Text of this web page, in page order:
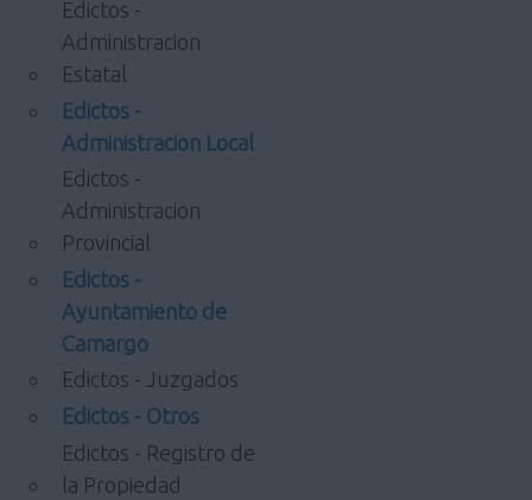
Edictos -
Administracion
Estatal
Edictos -
Administracion Local
Edictos -
Administracion
Provincial
Edictos -
Ayuntamiento de
Camargo
Edictos - Juzgados
Edictos - Otros
Edictos - Registro de
la Propiedad